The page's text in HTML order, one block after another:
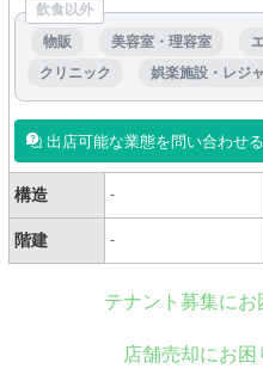
飲食以外
物販
美容室・理容室
クリニック
娯楽施設・レジ
出店可能な業態を問い合わせる
構造 -
階建 -
テナント募集に
店舗売却にお